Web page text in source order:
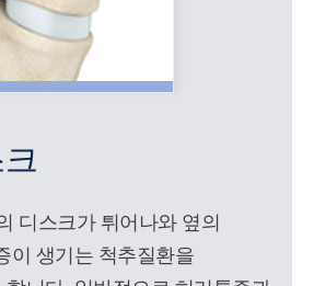
디스크가 튀어나와 옆의
이 생기는 척추질환을